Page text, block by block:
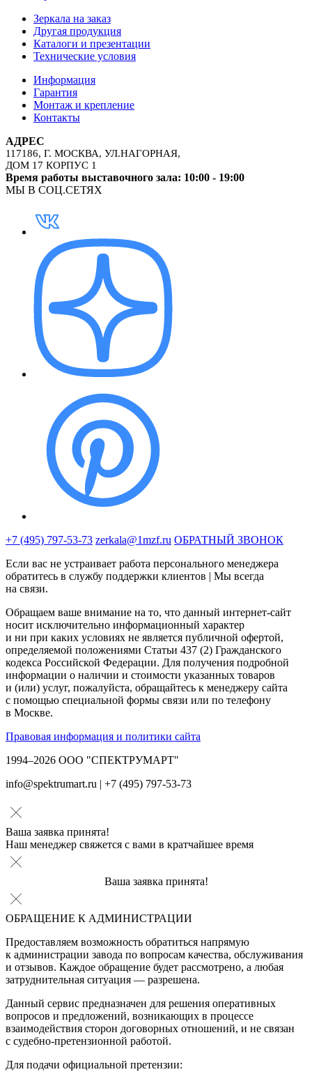
Зеркала на заказ
Другая продукция
Каталоги и презентации
Технические условия
Информация
Гарантия
Монтаж и крепление
Контакты
АДРЕС
117186, Г. МОСКВА, УЛ.НАГОРНАЯ,
ДОМ 17 КОРПУС 1
Время работы выставочного зала: 10:00 - 19:00
МЫ В СОЦ.СЕТЯХ
+7 (495) 797-53-73 zerkala@1mzf.ru ОБРАТНЫЙ ЗВОНОК
Если вас не устраивает работа персонального менеджера
обратитесь в службу поддержки клиентов | Мы всегда
на связи.
Обращаем ваше внимание на то, что данный интернет-сайт
носит исключительно информационный характер
и ни при каких условиях не является публичной офертой,
определяемой положениями Статьи 437 (2) Гражданского
кодекса Российской Федерации. Для получения подробной
информации о наличии и стоимости указанных товаров
и (или) услуг, пожалуйста, обращайтесь к менеджеру сайта
с помощью специальной формы связи или по телефону
в Москве.
Правовая информация и политики сайта
1994–2026 ООО "СПЕКТРУМАРТ"
info@spektrumart.ru | +7 (495) 797-53-73
Ваша заявка принята!
Наш менеджер свяжется с вами в кратчайшее время
Ваша заявка принята!
ОБРАЩЕНИЕ К АДМИНИСТРАЦИИ
Предоставляем возможность обратиться напрямую
к администрации завода по вопросам качества, обслуживания
и отзывов. Каждое обращение будет рассмотрено, а любая
затруднительная ситуация — разрешена.
Данный сервис предназначен для решения оперативных
вопросов и предложений, возникающих в процессе
взаимодействия сторон договорных отношений, и не связан
с судебно-претензионной работой.
Для подачи официальной претензии: